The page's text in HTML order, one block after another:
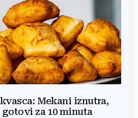
Mekani iznutra,
za 10 minuta